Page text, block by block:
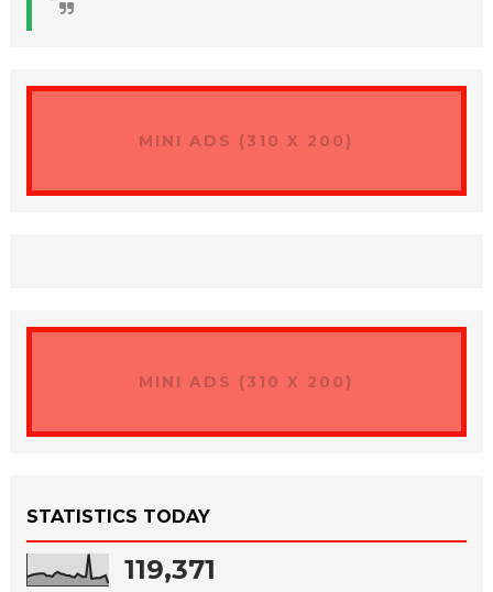
MINI ADS (310 X 200)
MINI ADS (310 X 200)
STATISTICS TODAY
119,371